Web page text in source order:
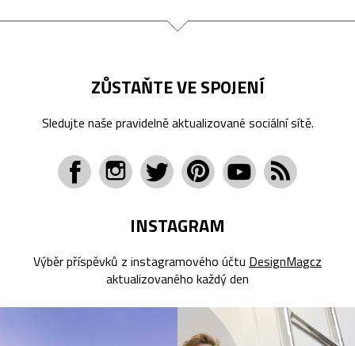
ZŮSTAŇTE VE SPOJENÍ
Sledujte naše pravidelně aktualizované sociální sítě.
INSTAGRAM
Výběr příspěvků z instagramového účtu DesignMagcz
aktualizovaného každý den